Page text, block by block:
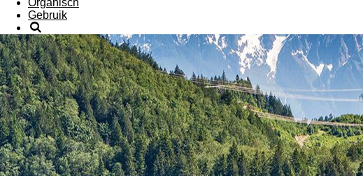
Organisch
Gebruik